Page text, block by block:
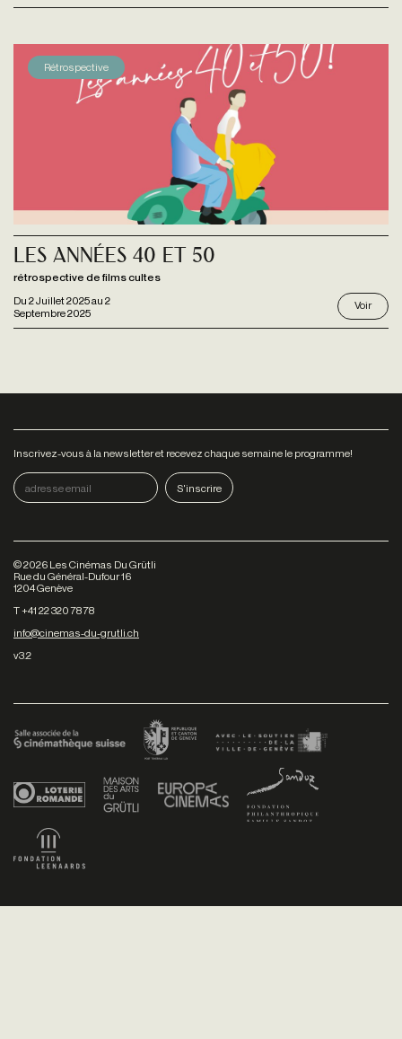
Rétrospective
Du 2 Juillet 2025au 2
Septembre 2025
Les Années 40 et 50
rétrospective de films cultes
Voir
Inscrivez-vous à la newsletter et recevez chaque semaine le programme!
©2026 Les Cinémas Du Grütli
Rue du Général-Dufour 16
1204 Genève
T +41 22 320 78 78
info@cinemas-du-grutli.ch
v3.2